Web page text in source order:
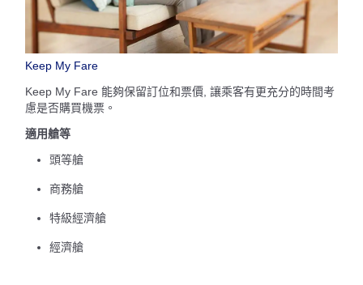
Keep My Fare
Keep My Fare 能夠保留訂位和票價, 讓乘客有更充分的時間考
慮是否購買機票。
適用艙等
頭等艙
商務艙
特級經濟艙
經濟艙